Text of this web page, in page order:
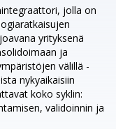
jolla on
yrityksenä
ja
välillä -
nykyaikaisiin
koko syklin:
validoinnin ja